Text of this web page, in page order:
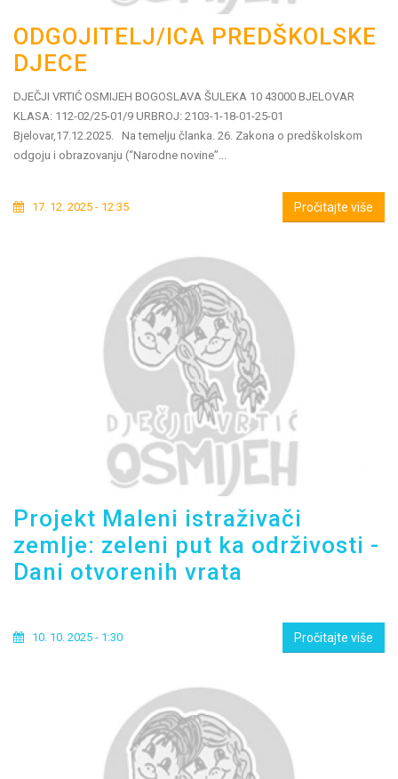
ODGOJITELJ/ICA PREDŠKOLSKE
DJECE
DJEČJI VRTIĆ OSMIJEH BOGOSLAVA ŠULEKA 10 43000 BJELOVAR
KLASA: 112-02/25-01/9 URBROJ: 2103-1-18-01-25-01
Bjelovar,17.12.2025. Na temelju članka. 26. Zakona o predškolskom
odgoju i obrazovanju (“Narodne novine”...
17. 12. 2025 - 12:35 Pročitajte više
Projekt Maleni istraživači
zemlje: zeleni put ka održivosti -
Dani otvorenih vrata
10. 10. 2025 - 1:30 Pročitajte više